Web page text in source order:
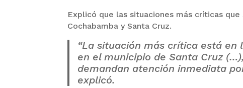
Explicó que las situaciones más críticas
Cochabamba y Santa Cruz.
“La situación más crítica está en
en el municipio de Santa Cruz
demandan atención inmediata
explicó.